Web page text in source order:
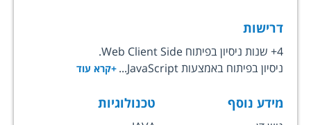
דרישות
4+ שנות ניסיון בפיתוח Web Client Side.
ניסיון בפיתוח באמצעות JavaScript...
+קרא עוד
מידע נוסף טכנולוגיות